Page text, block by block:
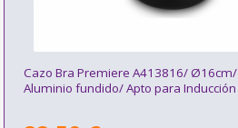
Cazo Bra Premiere A413816/ Ø16cm/
Aluminio fundido/ Apto para Inducción